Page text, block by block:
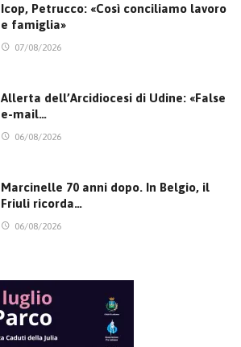
Icop, Petrucco: «Così conciliamo lavoro
e famiglia»
07/08/2026
Allerta dell’Arcidiocesi di Udine: «False
e-mail…
06/08/2026
Marcinelle 70 anni dopo. In Belgio, il
Friuli ricorda…
06/08/2026